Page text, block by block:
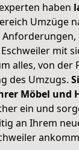
haben
Umzüge
mit
alles, von der
des Umzugs.
Möbel und
ein und
an Ihrem